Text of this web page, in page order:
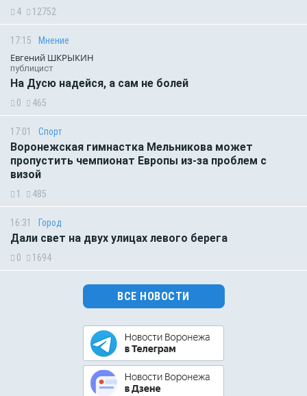
4 12752
17:15 Мнение
Евгений ШКРЫКИН
публицист
На Дусю надейся, а сам не болей
0 465
17:01 Спорт
Воронежская гимнастка Мельникова может
пропустить чемпионат Европы из-за проблем с
визой
1 485
16:31 Город
Дали свет на двух улицах левого берега
0 1694
ВСЕ НОВОСТИ